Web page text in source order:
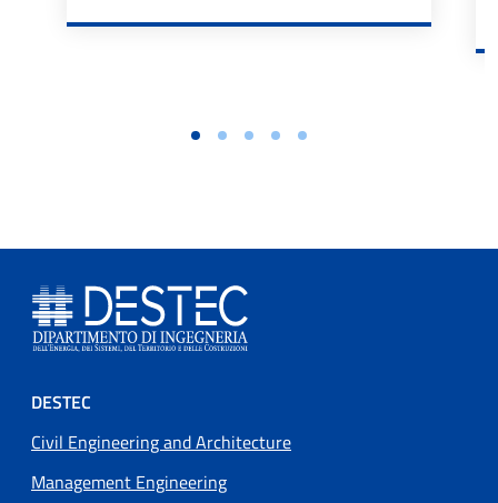
Footer menu
DESTEC
Civil Engineering and Architecture
Management Engineering